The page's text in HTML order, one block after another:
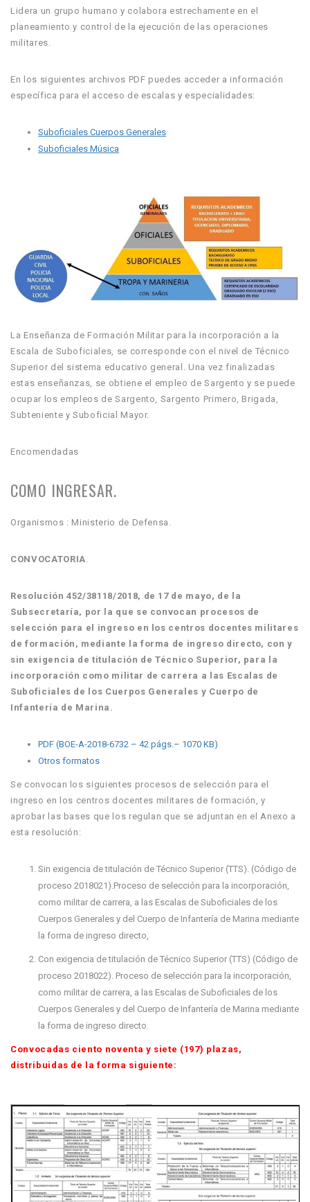
Lidera un grupo humano y colabora estrechamente en el
planeamiento y control de la ejecución de las operaciones
militares.
En los siguientes archivos PDF puedes acceder a información
específica para el acceso de escalas y especialidades:
Suboficiales Cuerpos Generales
Suboficiales Música
La Enseñanza de Formación Militar para la incorporación a la
Escala de Suboficiales, se corresponde con el nivel de Técnico
Superior del sistema educativo general. Una vez finalizadas
estas enseñanzas, se obtiene el empleo de Sargento y se puede
ocupar los empleos de Sargento, Sargento Primero, Brigada,
Subteniente y Suboficial Mayor.
Encomendadas
COMO INGRESAR.
Organismos : Ministerio de Defensa.
CONVOCATORIA.
Resolución 452/38118/2018, de 17 de mayo, de la
Subsecretaría, por la que se convocan procesos de
selección para el ingreso en los centros docentes militares
de formación, mediante la forma de ingreso directo, con y
sin exigencia de titulación de Técnico Superior, para la
incorporación como militar de carrera a las Escalas de
Suboficiales de los Cuerpos Generales y Cuerpo de
Infantería de Marina.
PDF (BOE-A-2018-6732 – 42 págs.– 1070 KB)
Otros formatos
Se convocan los siguientes procesos de selección para el
ingreso en los centros docentes militares de formación, y
aprobar las bases que los regulan que se adjuntan en el Anexo a
esta resolución:
Sin exigencia de titulación de Técnico Superior (TTS). (Código de
proceso 2018021).Proceso de selección para la incorporación,
como militar de carrera, a las Escalas de Suboficiales de los
Cuerpos Generales y del Cuerpo de Infantería de Marina mediante
la forma de ingreso directo,
Con exigencia de titulación de Técnico Superior (TTS) (Código de
proceso 2018022). Proceso de selección para la incorporación,
como militar de carrera, a las Escalas de Suboficiales de los
Cuerpos Generales y del Cuerpo de Infantería de Marina mediante
la forma de ingreso directo.
Convocadas ciento noventa y siete (197) plazas,
distribuidas de la forma siguiente: